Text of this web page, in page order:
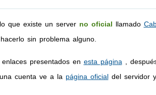
que existe un server no oficial llamado
sin problema alguno.
presentados en esta página ,
cuenta ve a la página oficialdel servidor